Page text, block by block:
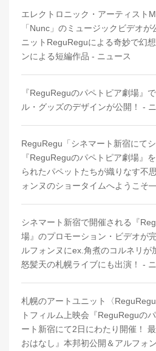
エレクトロニック・アーティスト
「Nunc」のミュージックビデオ
ニットReguReguによる奇妙で幻
ンによる短編作品 - ニュース
『ReguReguのパペトピア劇場』
ル・グッズのデザインが公開！ -
ReguRegu「シネマート新宿にて
『ReguReguのパペトピア劇場』
られたパペットたちが織りなす不
ォンヌのショータイムへようこそ
シネマート新宿で開催される『
場』のプロモーション・ビデオが
ルフォンヌにex.角煮のコルネリが
怒髪天の札幌ライブにも出演！ -
札幌のアートユニット〈
トフィルム上映会『ReguReguの
ート新宿にて2日にわたり開催！
おはなし』本邦初公開＆アルフォ